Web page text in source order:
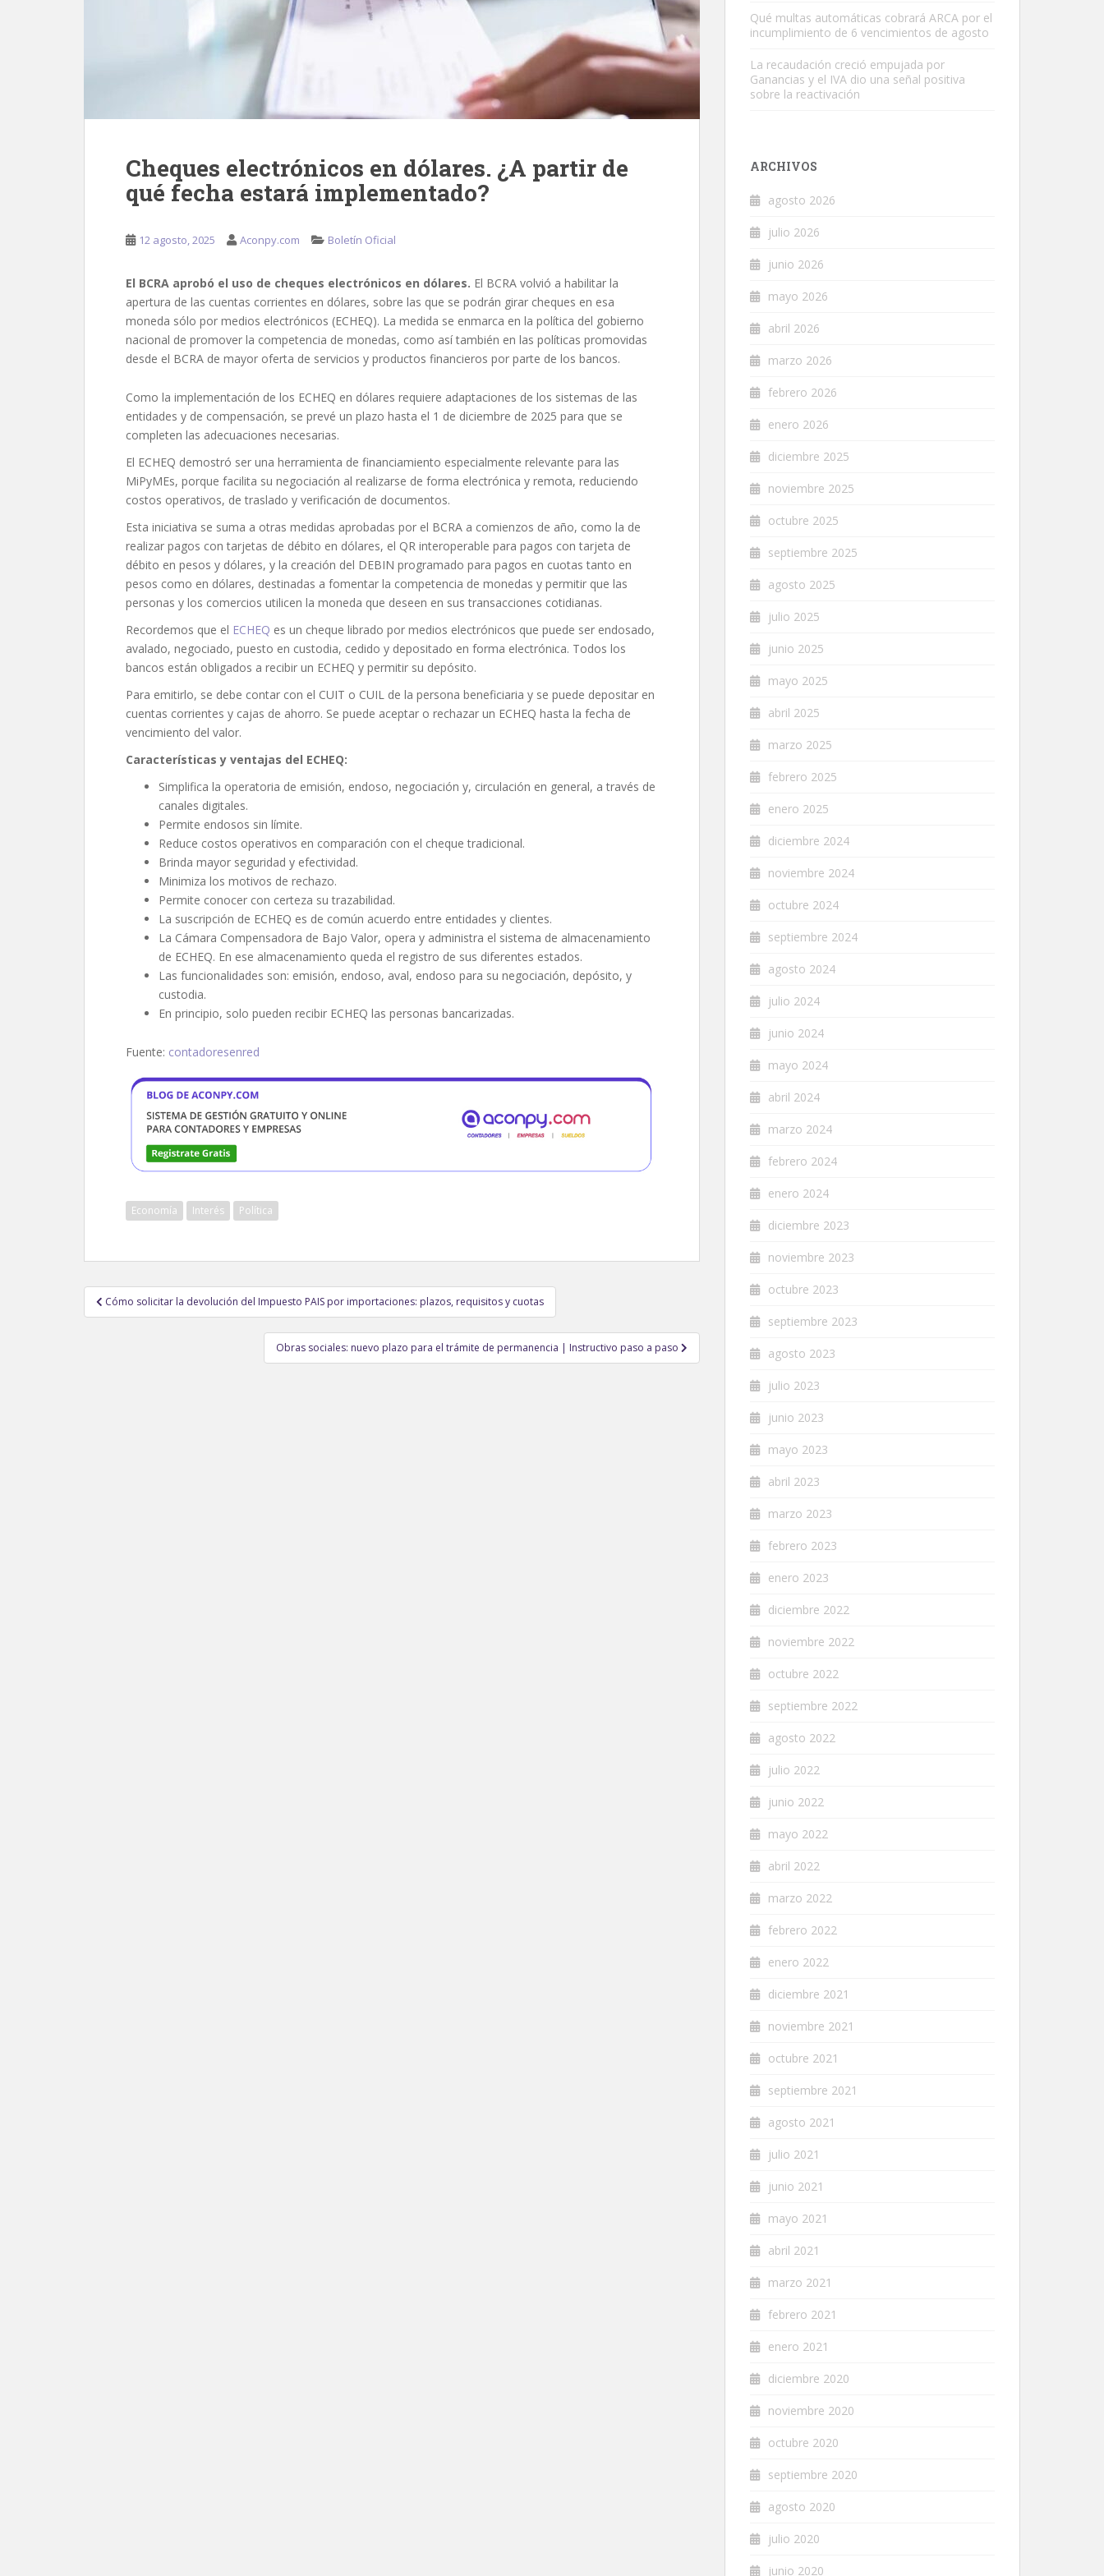
Cheques electrónicos en dólares. ¿A partir de
qué fecha estará implementado?
12 agosto, 2025 Aconpy.com Boletín Oficial
El BCRA aprobó el uso de cheques electrónicos en dólares. El BCRA volvió a habilitar la
apertura de las cuentas corrientes en dólares, sobre las que se podrán girar cheques en esa
moneda sólo por medios electrónicos (ECHEQ). La medida se enmarca en la política del gobierno
nacional de promover la competencia de monedas, como así también en las políticas promovidas
desde el BCRA de mayor oferta de servicios y productos financieros por parte de los bancos.
Como la implementación de los ECHEQ en dólares requiere adaptaciones de los sistemas de las
entidades y de compensación, se prevé un plazo hasta el 1 de diciembre de 2025 para que se
completen las adecuaciones necesarias.
El ECHEQ demostró ser una herramienta de financiamiento especialmente relevante para las
MiPyMEs, porque facilita su negociación al realizarse de forma electrónica y remota, reduciendo
costos operativos, de traslado y verificación de documentos.
Esta iniciativa se suma a otras medidas aprobadas por el BCRA a comienzos de año, como la de
realizar pagos con tarjetas de débito en dólares, el QR interoperable para pagos con tarjeta de
débito en pesos y dólares, y la creación del DEBIN programado para pagos en cuotas tanto en
pesos como en dólares, destinadas a fomentar la competencia de monedas y permitir que las
personas y los comercios utilicen la moneda que deseen en sus transacciones cotidianas.
Recordemos que el ECHEQ es un cheque librado por medios electrónicos que puede ser endosado,
avalado, negociado, puesto en custodia, cedido y depositado en forma electrónica. Todos los
bancos están obligados a recibir un ECHEQ y permitir su depósito.
Para emitirlo, se debe contar con el CUIT o CUIL de la persona beneficiaria y se puede depositar en
cuentas corrientes y cajas de ahorro. Se puede aceptar o rechazar un ECHEQ hasta la fecha de
vencimiento del valor.
Características y ventajas del ECHEQ:
Simplifica la operatoria de emisión, endoso, negociación y, circulación en general, a través de
canales digitales.
Permite endosos sin límite.
Reduce costos operativos en comparación con el cheque tradicional.
Brinda mayor seguridad y efectividad.
Minimiza los motivos de rechazo.
Permite conocer con certeza su trazabilidad.
La suscripción de ECHEQ es de común acuerdo entre entidades y clientes.
La Cámara Compensadora de Bajo Valor, opera y administra el sistema de almacenamiento
de ECHEQ. En ese almacenamiento queda el registro de sus diferentes estados.
Las funcionalidades son: emisión, endoso, aval, endoso para su negociación, depósito, y
custodia.
En principio, solo pueden recibir ECHEQ las personas bancarizadas.
Fuente: contadoresenred
Economía Interés Política
Navegación
de
Cómo solicitar la devolución del Impuesto PAIS por importaciones: plazos, requisitos y cuotas
Obras sociales: nuevo plazo para el trámite de permanencia | Instructivo paso a paso
Qué multas automáticas cobrará ARCA por el
incumplimiento de 6 vencimientos de agosto
La recaudación creció empujada por
Ganancias y el IVA dio una señal positiva
sobre la reactivación
ARCHIVOS
agosto 2026
julio 2026
junio 2026
mayo 2026
abril 2026
marzo 2026
febrero 2026
enero 2026
diciembre 2025
noviembre 2025
octubre 2025
septiembre 2025
agosto 2025
julio 2025
junio 2025
mayo 2025
abril 2025
marzo 2025
febrero 2025
enero 2025
diciembre 2024
noviembre 2024
octubre 2024
septiembre 2024
agosto 2024
julio 2024
junio 2024
mayo 2024
abril 2024
marzo 2024
febrero 2024
enero 2024
diciembre 2023
noviembre 2023
octubre 2023
septiembre 2023
agosto 2023
julio 2023
junio 2023
mayo 2023
abril 2023
marzo 2023
febrero 2023
enero 2023
diciembre 2022
noviembre 2022
octubre 2022
septiembre 2022
agosto 2022
julio 2022
junio 2022
mayo 2022
abril 2022
marzo 2022
febrero 2022
enero 2022
diciembre 2021
noviembre 2021
octubre 2021
septiembre 2021
agosto 2021
julio 2021
junio 2021
mayo 2021
abril 2021
marzo 2021
febrero 2021
enero 2021
diciembre 2020
noviembre 2020
octubre 2020
septiembre 2020
agosto 2020
julio 2020
junio 2020